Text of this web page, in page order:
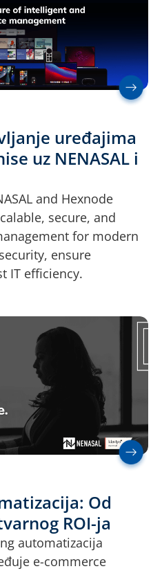
uređajima
uz NENASAL i
and Hexnode
secure, and
for modern
ensure
IT efficiency.
Od
ROI-ja
automatizacija
e-commerce